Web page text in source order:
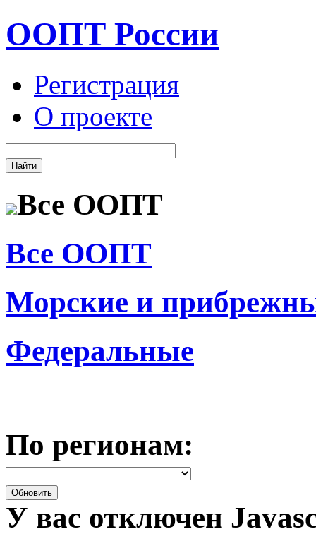
ООПТ России
Регистрация
О проекте
Все ООПТ
Все ООПТ
Морские и
Федеральные
По регионам:
У вас отключен